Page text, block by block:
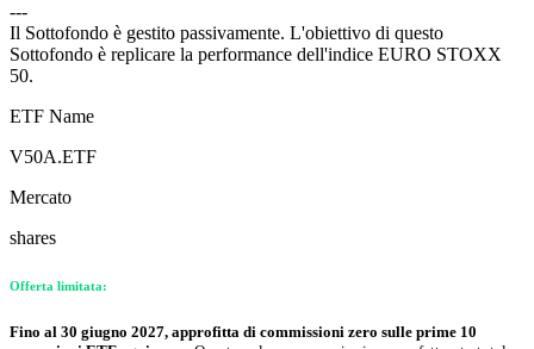
---
Il Sottofondo è gestito passivamente. L'obiettivo di questo
Sottofondo è replicare la performance dell'indice EURO STOXX
50.
ETF Name
V50A.ETF
Mercato
shares
Offerta limitata:
Fino al 30 giugno 2027, approfitta di commissioni zero sulle prime 10